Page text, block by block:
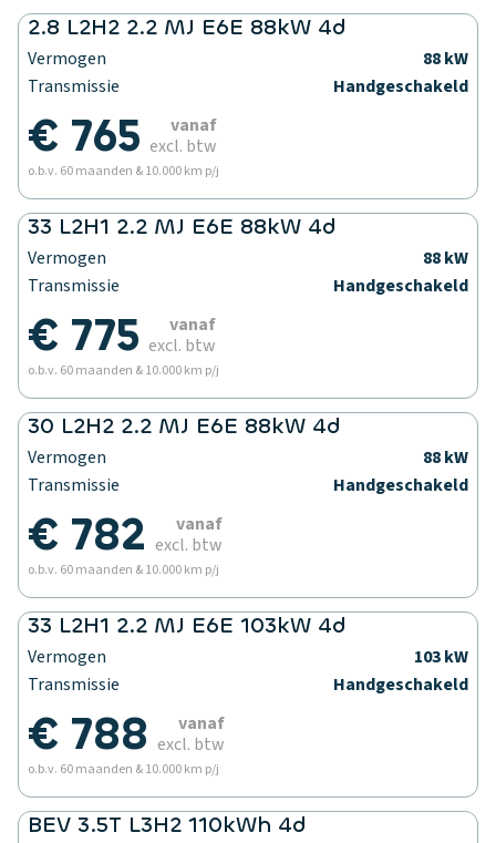
2.8 L2H2 2.2 MJ E6E 88kW 4d
Vermogen
88 kW
Transmissie
Handgeschakeld
€ 765
vanaf
excl. btw
o.b.v. 60 maanden & 10.000 km p/j
33 L2H1 2.2 MJ E6E 88kW 4d
Vermogen
88 kW
Transmissie
Handgeschakeld
€ 775
vanaf
excl. btw
o.b.v. 60 maanden & 10.000 km p/j
30 L2H2 2.2 MJ E6E 88kW 4d
Vermogen
88 kW
Transmissie
Handgeschakeld
€ 782
vanaf
excl. btw
o.b.v. 60 maanden & 10.000 km p/j
33 L2H1 2.2 MJ E6E 103kW 4d
Vermogen
103 kW
Transmissie
Handgeschakeld
€ 788
vanaf
excl. btw
o.b.v. 60 maanden & 10.000 km p/j
BEV 3.5T L3H2 110kWh 4d